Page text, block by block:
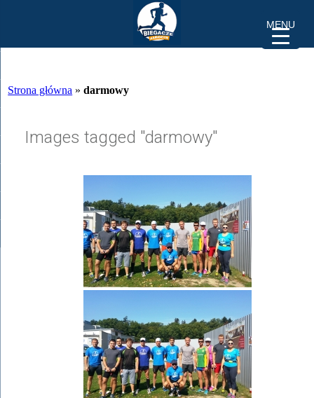
Strona główna »darmowy
Images tagged "darmowy"
MENU